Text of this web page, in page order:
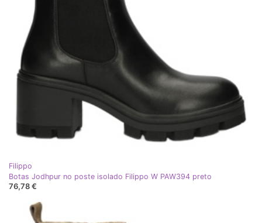
Filippo
Botas Jodhpur no poste isolado Filippo W PAW394 preto
76,78 €